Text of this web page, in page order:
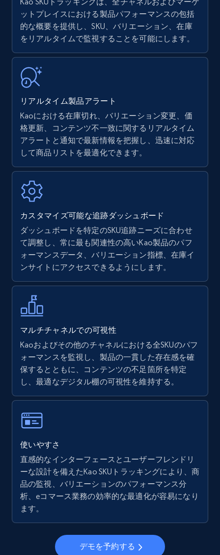
Amazon products - find products by using
upc numbers
Title, Seller name, Brand, Description, Initial
price, Currency, Availability, Reviews count, and
more.
35.3K+ 5.7K+
Amazon Reviews
URL, Product name, Product rating, Product
Author name, Asin, and more.
7.4K+ 872+ 今すぐ始める
Walmart - products
Specifications, Image urls, Top reviews, and
more.
5.6K+ 878+
Walmart - products - Find new products by
using specific category URL
URL, Final price, Sku, Currency, Gtin,
Specifications, Image urls, Top reviews, and
more.
5.6K+
Walmart - products - Collects products by
specific keywords
URL, Final price, Sku, Currency, Gtin,
Specifications, Image urls, Top reviews, and
ットプレイスにおける製品パフォーマンスの包括
的な概要を提供し、SKU、バリエーション、在庫
をリアルタイムで監視することを可能にします。
リアルタイム製品アラート
Kaoにおける在庫切れ、バリエーション変更、価
格更新、コンテンツ不一致に関するリアルタイム
アラートと通知で最新情報を把握し、迅速に対応
して商品リストを最適化できます。
カスタマイズ可能な追跡ダッシュボード
ダッシュボードを特定のSKU追跡ニーズに合わせ
て調整し、常に最も関連性の高いKao製品のパフ
ォーマンスデータ、バリエーション指標、在庫イ
ンサイトにアクセスできるようにします。
マルチチャネルでの可視性
Kaoおよびその他のチャネルにおける全SKUのパフ
ォーマンスを監視し、製品の一貫した存在感を確
保するとともに、コンテンツの不足箇所を特定
し、最適なデジタル棚の可視性を維持する。
使いやすさ
直感的なインターフェースとユーザーフレンドリ
ーな設計を備えたKao SKUトラッキングにより、商
品の監視、バリエーションのパフォーマンス分
析、eコマース業務の効率的な最適化が容易になり
ます。
デモを予約する